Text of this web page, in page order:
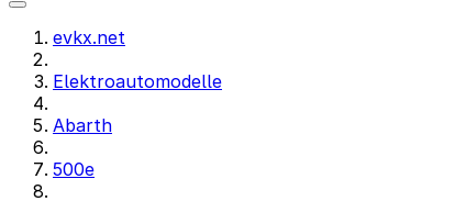
evkx.net
Elektroautomodelle
Abarth
500e